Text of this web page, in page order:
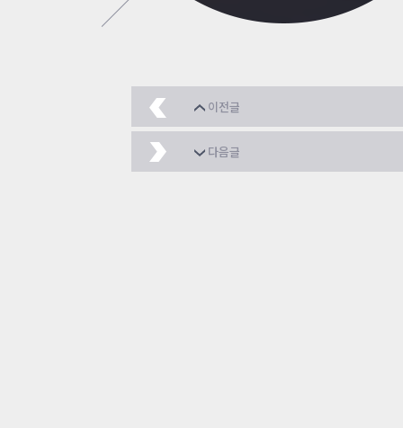
이전글
[이벤트]다시 한번총그
다음글